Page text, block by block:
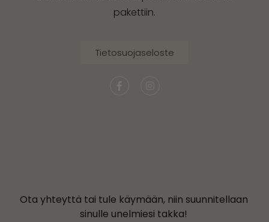
pakettiin.
Tietosuojaseloste
Ota yhteyttä tai tule käymään, niin suunnitellaan
sinulle unelmiesi takka!